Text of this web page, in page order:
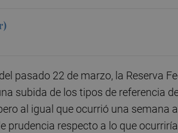
pasado 22 de marzo, la Reserva
subida de los tipos de referencia
al igual que ocurrió una semana
prudencia respecto a lo que